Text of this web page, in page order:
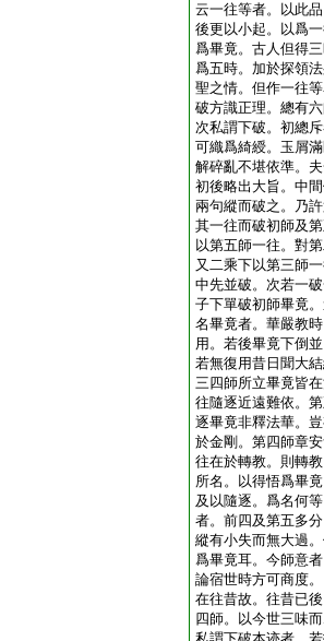
云一往等者。以此
後更以小起。以爲
爲畢竟。古人但得
爲五時。加於探領
聖之情。但作一往
破方識正理。總有
次私謂下破。初總
可織爲綺綬。玉屑
解碎亂不堪依準。
初後略出大旨。中
兩句縱而破之。乃
其一往而破初師及
以第五師一往。對
又二乘下以第三師
中先並破。次若一
子下單破初師畢竟
名畢竟者。華嚴教
用。若後畢竟下倒
若無復用昔日聞大
三四師所立畢竟皆
往隨逐近遠難依。
逐畢竟非釋法華。
於金剛。第四師章
往在於轉教。則轉
所名。以得悟爲畢
及以隨逐。爲名何
者。前四及第五多
縱有小失而無大過
爲畢竟耳。今師意
論宿世時方可商度
在往昔故。往昔已
四師。以今世三味